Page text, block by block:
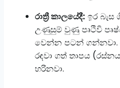
රාත්‍රී කාලයේදී: ඉර බැස
උණුසුම් වුණු පෘථිවි
වෙන්න පටන් ගන්නවා.
රඳවා ගත් තාපය
හරිනවා.